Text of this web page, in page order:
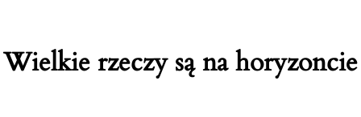
Wielkie rzeczy są na horyzoncie